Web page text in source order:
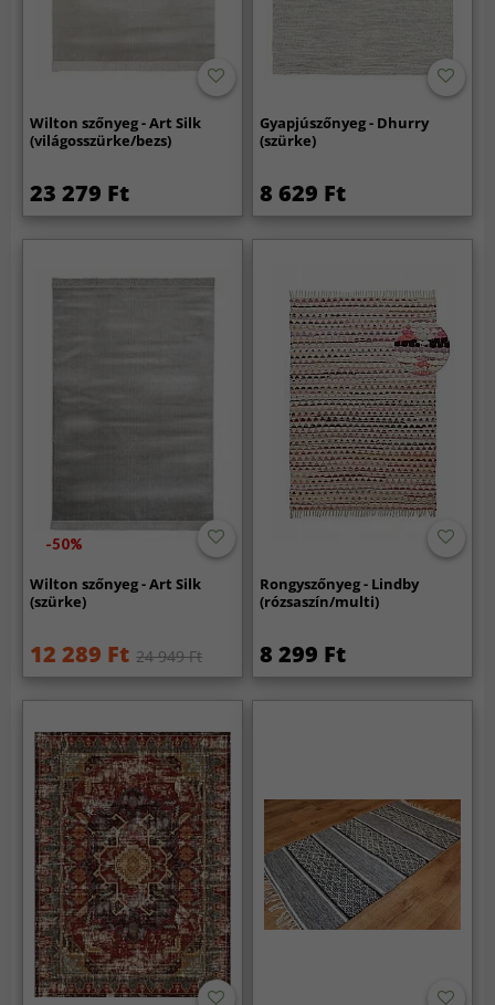
Wilton szőnyeg - Art Silk
(világosszürke/bezs)
23 279 Ft
Gyapjúszőnyeg - Dhurry
(szürke)
8 629 Ft
-50%
Wilton szőnyeg - Art Silk
(szürke)
12 289 Ft 24 949 Ft
Rongyszőnyeg - Lindby
(rózsaszín/multi)
8 299 Ft